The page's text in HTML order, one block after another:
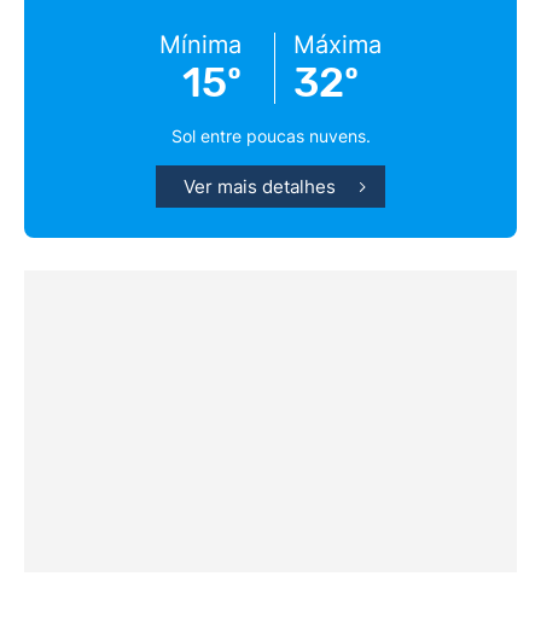
Mínima
15º
Máxima
32º
Sol entre poucas nuvens.
Ver mais detalhes